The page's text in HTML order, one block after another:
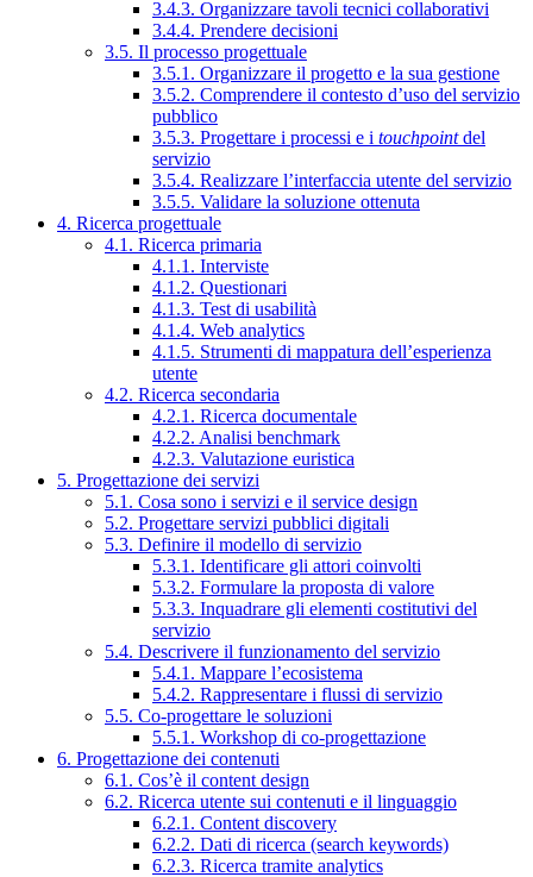
3.4.3. Organizzare tavoli tecnici collaborativi
3.4.4. Prendere decisioni
3.5. Il processo progettuale
3.5.1. Organizzare il progetto e la sua gestione
3.5.2. Comprendere il contesto d’uso del servizio
pubblico
3.5.3. Progettare i processi e i touchpointdel
servizio
3.5.4. Realizzare l’interfaccia utente del servizio
3.5.5. Validare la soluzione ottenuta
4. Ricerca progettuale
4.1. Ricerca primaria
4.1.1. Interviste
4.1.2. Questionari
4.1.3. Test di usabilità
4.1.4. Web analytics
4.1.5. Strumenti di mappatura dell’esperienza
utente
4.2. Ricerca secondaria
4.2.1. Ricerca documentale
4.2.2. Analisi benchmark
4.2.3. Valutazione euristica
5. Progettazione dei servizi
5.1. Cosa sono i servizi e il service design
5.2. Progettare servizi pubblici digitali
5.3. Definire il modello di servizio
5.3.1. Identificare gli attori coinvolti
5.3.2. Formulare la proposta di valore
5.3.3. Inquadrare gli elementi costitutivi del
servizio
5.4. Descrivere il funzionamento del servizio
5.4.1. Mappare l’ecosistema
5.4.2. Rappresentare i flussi di servizio
5.5. Co-progettare le soluzioni
5.5.1. Workshop di co-progettazione
6. Progettazione dei contenuti
6.1. Cos’è il content design
6.2. Ricerca utente sui contenuti e il linguaggio
6.2.1. Content discovery
6.2.2. Dati di ricerca (search keywords)
6.2.3. Ricerca tramite analytics